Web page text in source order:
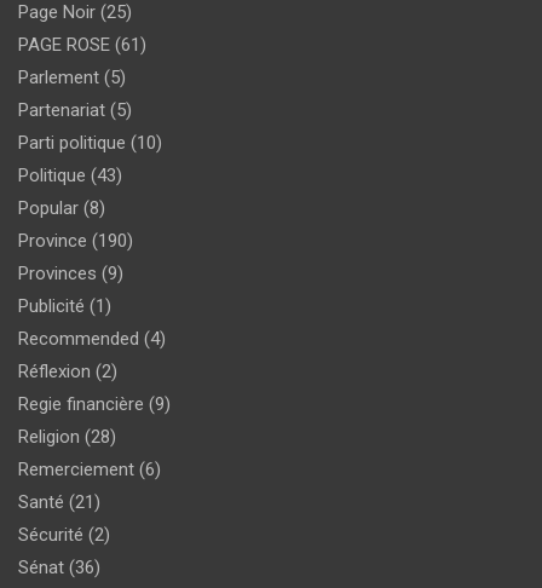
Page Noir (25)
PAGE ROSE (61)
Parlement (5)
Partenariat (5)
Parti politique (10)
Politique (43)
Popular (8)
Province (190)
Provinces (9)
Publicité (1)
Recommended (4)
Réflexion (2)
Regie financière (9)
Religion (28)
Remerciement (6)
Santé (21)
Sécurité (2)
Sénat (36)